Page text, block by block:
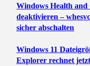
Windows Health and
deaktivieren –
sicher abschalten
Windows 11
Explorer rechnet